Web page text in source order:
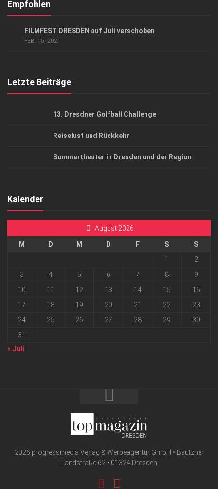
Kontakt, Impressum
Empfohlen
FILMFEST DRESDEN auf Juli verschoben
FEB. 15, 2021
Letzte Beiträge
13. Dresdner Golfball Challenge
Reiselust und Rückkehr
Sommertheater in Dresden und der Region
Kalender
August 2026
M D M D F S
S
1
2
3
4 5 6 7 8
9
10
11 12 13 14 15
16
17
18 19 20 21 22
23
24
25 26 27 28 29
30
31
« Juli
2026 progressmedia Verlag & Werbeagentur GmbH • Bautzner
Landstraße 62 • 01324 Dresden